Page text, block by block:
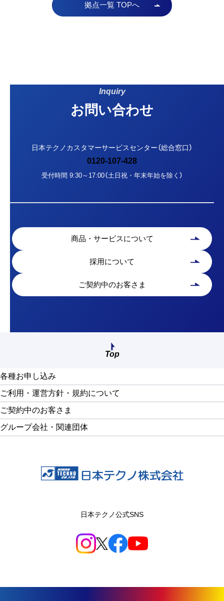
拠点一覧 TOPへ
Inquiry
お問い合わせ
日本テクノカスタマーサービスセンター（総合窓口）
0120-107-428
受付時間 9:30～17:00（土日祝・年末年始を除く）
商品・サービスについて
採用について
ご契約中のお客さま
Top
各種お申し込み
ご利用・運営方針・規約について
ご契約中のお客さま
グループ会社・関連団体
日本テクノ公式SNS